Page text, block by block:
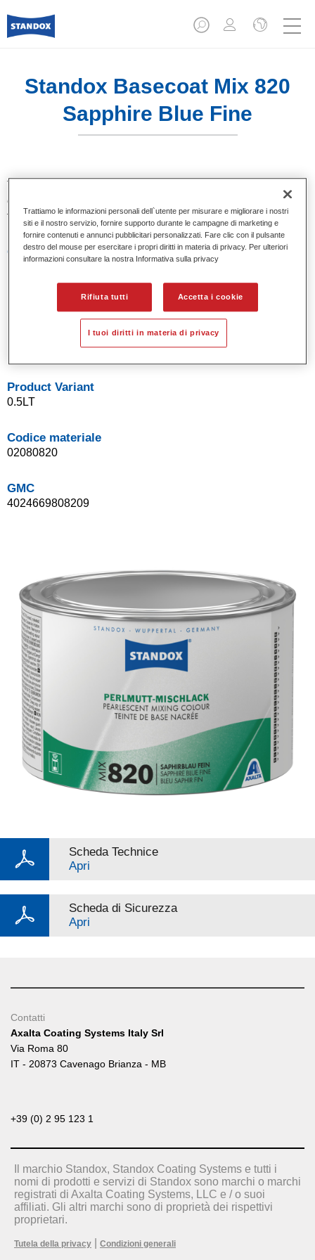
Standox Basecoat Mix 820
Sapphire Blue Fine
Tinta base convenzionale con eccezionale potere riempitivo
e buona opacità. Si distingue per l’ottimo punto tinta e per la
facilità di sfumatura. Ideale per riparazioni professionali.
Caratteristiche del prodotto
Colori pastello, metallizzati e perlati.
Eccellenti proprietà di riempimento.
Buona opacità.
Sistema di basi opache a solvente Standox.
Facile da sfumare.
Product Variant
0.5LT
Codice materiale
02080820
GMC
4024669808209
Scheda Technice
Apri
Scheda di Sicurezza
Apri
Contatti
Axalta Coating Systems Italy Srl
Via Roma 80
IT - 20873 Cavenago Brianza - MB
+39 (0) 2 95 123 1
Il marchio Standox, Standox Coating Systems e tutti i
nomi di prodotti e servizi di Standox sono marchi o marchi
registrati di Axalta Coating Systems, LLC e / o suoi
affiliati. Gli altri marchi sono di proprietà dei rispettivi
proprietari.
Tutela della privacy Condizioni generali
Trattiamo le informazioni personali dell`utente per misurare e migliorare i nostri
siti e il nostro servizio, fornire supporto durante le campagne di marketing e
fornire contenuti e annunci pubblicitari personalizzati. Fare clic con il pulsante
destro del mouse per esercitare i propri diritti in materia di privacy. Per ulteriori
informazioni consultare la nostra Informativa sulla privacy
Rifiuta tutti Accetta i cookie
I tuoi diritti in materia di privacy